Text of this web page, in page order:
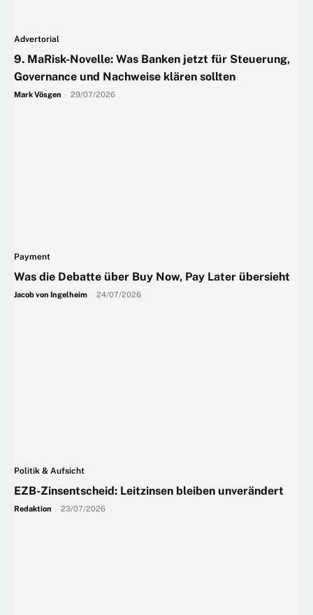
Advertorial
9. MaRisk-Novelle: Was Banken jetzt für Steuerung,
Governance und Nachweise klären sollten
Mark Vösgen 29/07/2026
Payment
Was die Debatte über Buy Now, Pay Later übersieht
Jacob von Ingelheim 24/07/2026
Politik & Aufsicht
EZB-Zinsentscheid: Leitzinsen bleiben unverändert
Redaktion 23/07/2026